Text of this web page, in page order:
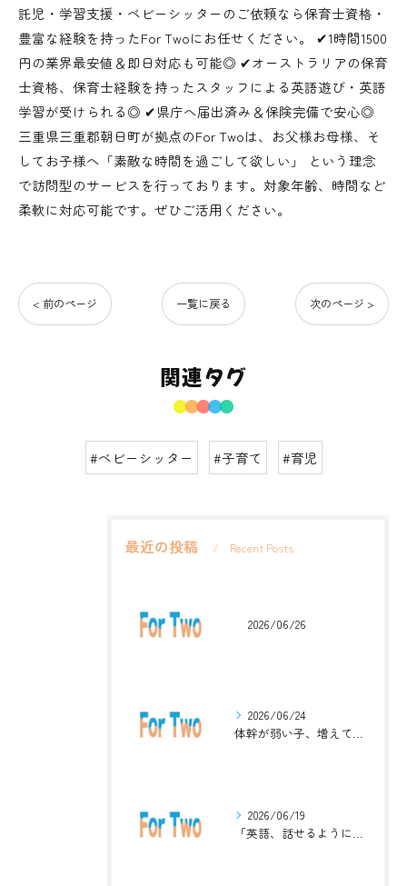
託児・学習支援・ベビーシッターのご依頼なら保育士資格・
豊富な経験を持ったFor Twoにお任せください。 ✔︎1時間1500
円の業界最安値＆即日対応も可能◎ ✔︎オーストラリアの保育
士資格、保育士経験を持ったスタッフによる英語遊び・英語
学習が受けられる◎ ✔︎県庁へ届出済み＆保険完備で安心◎
三重県三重郡朝日町が拠点のFor Twoは、お父様お母様、そ
してお子様へ「素敵な時間を過ごして欲しい」 という理念
で訪問型のサービスを行っております。対象年齢、時間など
柔軟に対応可能です。ぜひご活用ください。
< 前のページ 一覧に戻る 次のページ >
関連タグ
#ベビーシッター #子育て #育児
最近の投稿 Recent Posts
2026/06/26
2026/06/24
体幹が弱い子、増えています。英語ジムナスティックで楽しく解決！
2026/06/19
「英語、話せるようになりたい」中学生・高校生のためのZoomレッスン